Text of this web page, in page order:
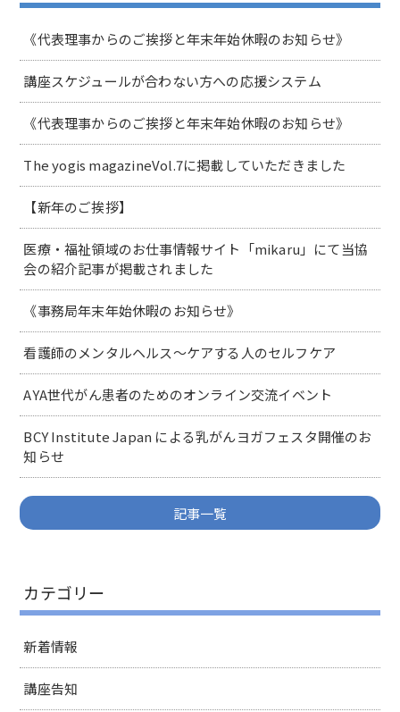
《代表理事からのご挨拶と年末年始休暇のお知らせ》
講座スケジュールが合わない方への応援システム
《代表理事からのご挨拶と年末年始休暇のお知らせ》
The yogis magazineVol.7に掲載していただきました
【新年のご挨拶】
医療・福祉領域のお仕事情報サイト「mikaru」にて当協
会の紹介記事が掲載されました
《事務局年末年始休暇のお知らせ》
看護師のメンタルヘルス～ケアする人のセルフケア
AYA世代がん患者のためのオンライン交流イベント
BCY Institute Japan による乳がんヨガフェスタ開催のお
知らせ
記事一覧
カテゴリー
新着情報
講座告知